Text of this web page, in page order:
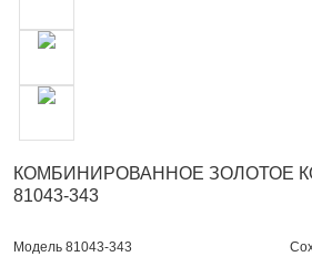
КОМБИНИРОВАННОЕ ЗОЛОТОЕ
81043-343
Модель 81043-343